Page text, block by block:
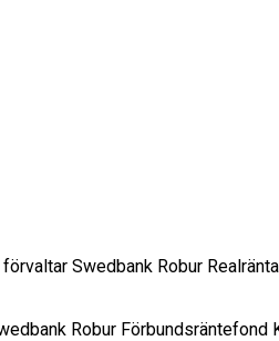
Swedbank Robur
Robur